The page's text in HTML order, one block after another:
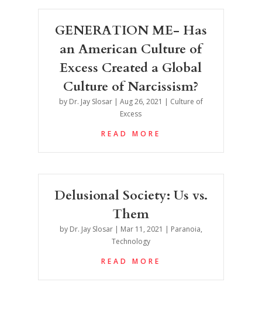
GENERATION ME- Has
an American Culture of
Excess Created a Global
Culture of Narcissism?
by Dr. Jay Slosar| Aug 26, 2021 | Culture of
Excess
READ MORE
Delusional Society: Us vs.
Them
by Dr. Jay Slosar| Mar 11, 2021 Paranoia,
Technology
READ MORE